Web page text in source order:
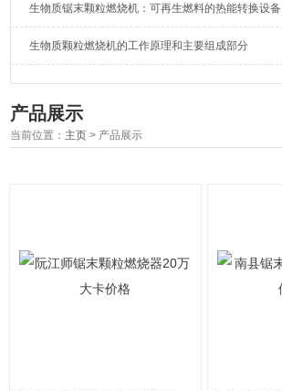
生物质锯末颗粒燃烧机：可再生燃料的热能转换设备
生物质颗粒燃烧机的工作原理和主要组成部分
产品展示
当前位置： 主页 > 产品展示